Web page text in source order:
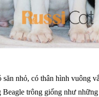
săn nhỏ, có thân hình vuông
Beagle trông giống như những